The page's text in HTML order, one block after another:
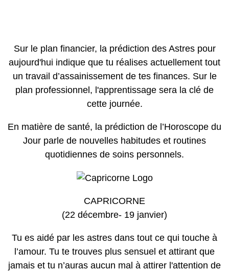
Sur le plan financier, la prédiction des Astres pour
aujourd'hui indique que tu réalises actuellement tout
un travail d’assainissement de tes finances. Sur le
plan professionnel, l'apprentissage sera la clé de
cette journée.
En matière de santé, la prédiction de l’Horoscope du
Jour parle de nouvelles habitudes et routines
quotidiennes de soins personnels.
CAPRICORNE
(22 décembre- 19 janvier)
Tu es aidé par les astres dans tout ce qui touche à
l’amour. Tu te trouves plus sensuel et attirant que
jamais et tu n’auras aucun mal à attirer l'attention de